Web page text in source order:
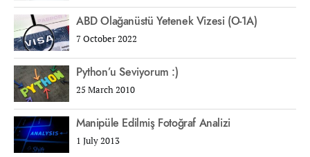
ABD Olağanüstü Yetenek Vizesi (O-1A)
7 October 2022
Python’u Seviyorum :)
25 March 2010
Manipüle Edilmiş Fotoğraf Analizi
1 July 2013